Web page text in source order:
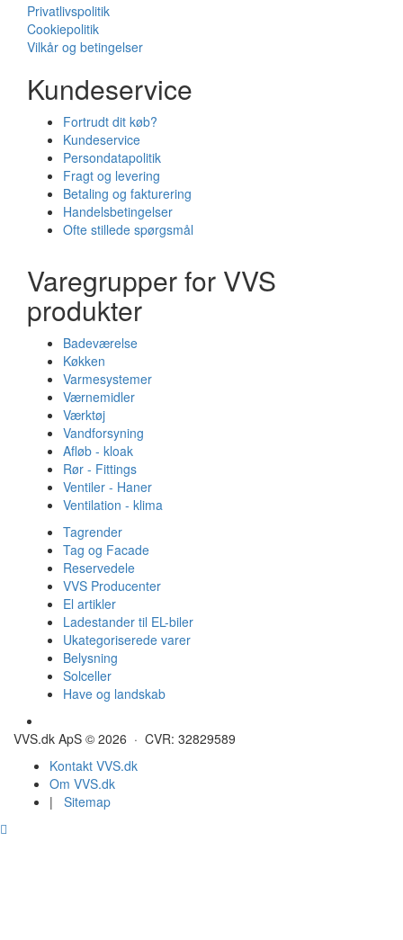
Privatlivspolitik
Cookiepolitik
Vilkår og betingelser
Kundeservice
Fortrudt dit køb?
Kundeservice
Persondatapolitik
Fragt og levering
Betaling og fakturering
Handelsbetingelser
Ofte stillede spørgsmål
Varegrupper for VVS
produkter
Badeværelse
Køkken
Varmesystemer
Værnemidler
Værktøj
Vandforsyning
Afløb - kloak
Rør - Fittings
Ventiler - Haner
Ventilation - klima
Tagrender
Tag og Facade
Reservedele
VVS Producenter
El artikler
Ladestander til EL-biler
Ukategoriserede varer
Belysning
Solceller
Have og landskab
VVS.dk ApS © 2026 · CVR: 32829589
Kontakt VVS.dk
Om VVS.dk
| Sitemap